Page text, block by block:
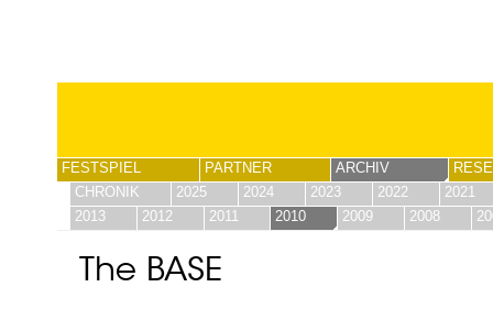
FESTSPIEL PARTNER ARCHIV
CHRONIK
2025 2024 2023 2022
2021
2013
2012 2011 2010 2009 2008
The BASE